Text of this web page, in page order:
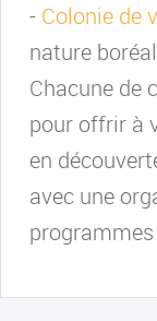
- Colonie de
nature
Chacune de
pour offrir à
en
avec une